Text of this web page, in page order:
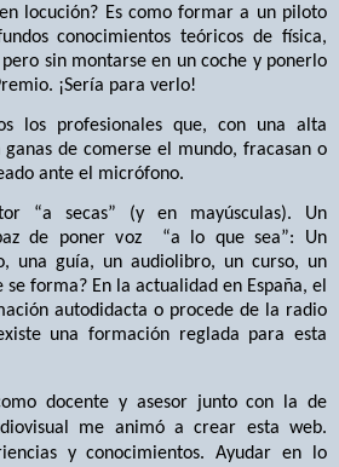
locución? Es como formar a un piloto
conocimientos teóricos de física,
sin montarse en un coche y ponerlo
¡Sería para verlo!
los profesionales que, con una alta
de comerse el mundo, fracasan o
ante el micrófono.
“a secas” (y en mayúsculas). Un
de poner voz
“a lo que sea”: Un
una guía, un audiolibro, un curso, un
se forma? En la actualidad en España, el
autodidacta o procede de la radio
una formación reglada para esta
docente y asesor junto con la de
me animó a crear esta web.
y conocimientos. Ayudar en lo